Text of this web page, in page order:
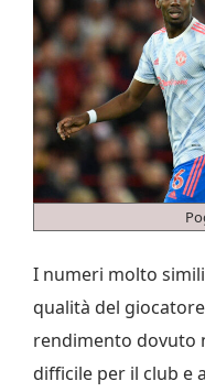
I numeri molto
qualità del
rendimento dovuto
difficile per il club e